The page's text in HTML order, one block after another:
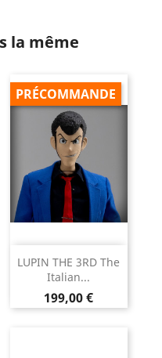
la même
LUPIN THE 3RD The
Italian...
Prix
199,00 €
PRÉCOMMANDE